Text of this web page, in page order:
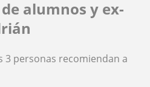
alumnos y ex-
3 personas recomiendan a